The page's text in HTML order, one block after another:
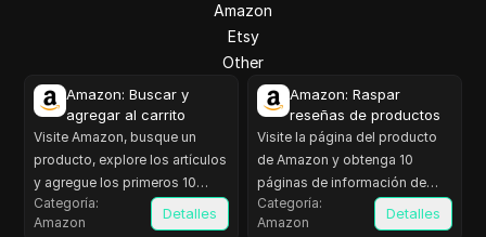
Amazon
Etsy
Other
Amazon: Buscar y
agregar al carrito
Visite Amazon, busque un
producto, explore los artículos
y agregue los primeros 10
artículos de la lista al carrito de
compras.
Categoría:
Amazon
Detalles
Amazon: Raspar
reseñas de productos
Visite la página del producto
de Amazon y obtenga 10
páginas de información de
reseñas, que incluyen: nombre,
calificación, título, contenido.
Categoría:
Amazon
Detalles